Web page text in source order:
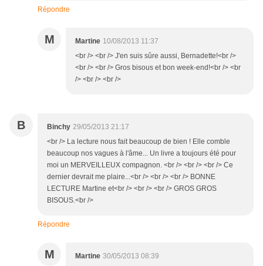
Répondre
M Martine 10/08/2013 11:37
<br /> <br /> J'en suis sûre aussi, Bernadette!<br />
<br /> <br /> Gros bisous et bon week-end!<br /> <br
/> <br /> <br />
B Binchy 29/05/2013 21:17
<br /> La lecture nous fait beaucoup de bien ! Elle comble
beaucoup nos vagues à l'âme... Un livre a toujours été pour
moi un MERVEILLEUX compagnon. <br /> <br /> <br /> Ce
dernier devrait me plaire...<br /> <br /> <br /> BONNE
LECTURE Martine et<br /> <br /> <br /> GROS GROS
BISOUS.<br />
Répondre
M Martine 30/05/2013 08:39